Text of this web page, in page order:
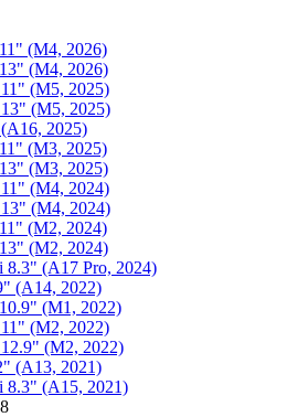
(M4, 2026)
(M4, 2026)
(M5, 2025)
(M5, 2025)
2025)
(M3, 2025)
(M3, 2025)
(M4, 2024)
(M4, 2024)
(M2, 2024)
(M2, 2024)
8.3" (A17 Pro, 2024)
(A14, 2022)
(M1, 2022)
(M2, 2022)
(M2, 2022)
(A13, 2021)
8.3" (A15, 2021)